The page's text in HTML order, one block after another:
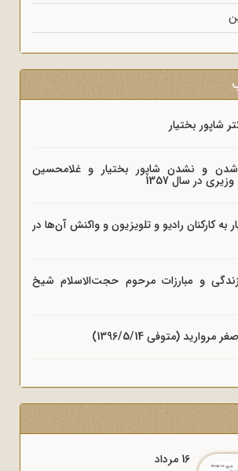
شاپور بختیار
و نشدن شاپور بختیار و غلامحسین
در سال 1357
به کارکنان رادیو و تلویزیون و واکنش آن‌ها در
و مبارزات مرحوم حجت‌الاسلام شیخ
(متوفی 1396/5/14)
16 مرداد